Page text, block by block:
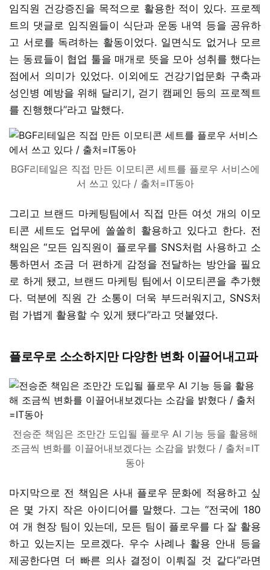
임직원 건강증진을 목적으로 활용한 적이 있다. 프로젝
트의 댓글로 임직원들이 식단과 운동 내역 등을 공유하
고 서로를 독려하는 활동이었다. 일면식도 없거나 모르
는 동료들이 협업 툴을 매개로 뜻을 모아 성취를 했다는
점에서 의미가 있었다. 이외에도 건강기업문화 구축과
성인병 예방을 위해 달리기, 걷기 캠페인 등의 프로젝트
를 진행했다”라고 말했다.
BGF리테일은 직접 만든 이모티콘 세트를 플로우 서비스에
서 쓰고 있다 / 출처=IT동아
그리고 브랜드 마케팅팀에서 직접 만든 여섯 개의 이모
티콘 세트도 업무에 쏠쏠히 활용하고 있다고 한다. 전
책임은 “모든 임직원이 플로우를 SNS처럼 사용하고 소
통하면서 조금 더 편하게 감정을 전달하는 방안을 필요
로 하게 됐고, 브랜드 마케팅 팀에서 이모티콘을 추가했
다. 덕분에 직원 간 소통이 더욱 부드러워지고, SNS처
럼 가볍게 활용할 수 있게 됐다”라고 덧붙였다.
플로우로 소소하지만 다양한 변화 이끌어내고파
전승준 책임은 조만간 도입될 플로우 AI 기능 등을 활용해
조금씩 변화를 이끌어내보겠다는 소감을 밝혔다 / 출처=IT
동아
마지막으로 전 책임은 사내 플로우 문화에 적용하고 싶
은 몇 가지 작은 아이디어를 말했다. 그는 “전국에 180
여 개 현장 팀이 있는데, 모든 팀이 플로우를 다 잘 활용
하고 있는지는 모르겠다. 우수 사례나 활용 안내 등을
제공한다면 더 빠른 의사 결정이 이뤄질 것 같다”라면